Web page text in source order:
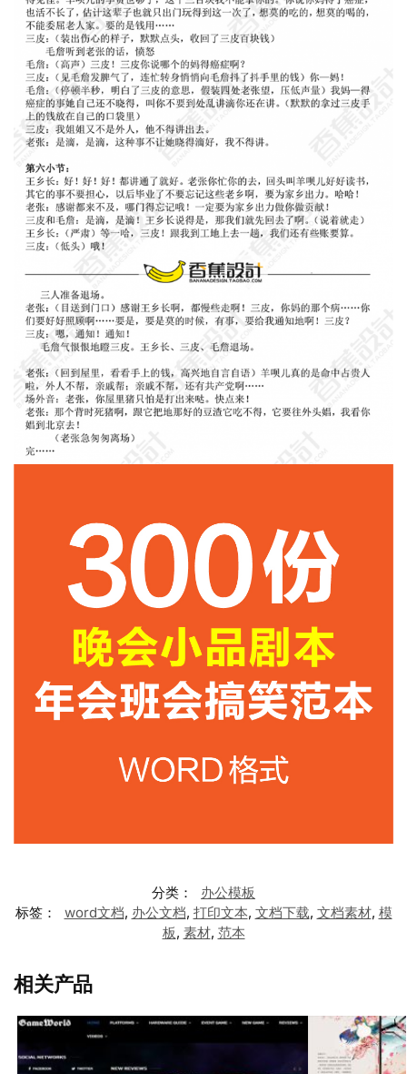
分类：
办公模板
标签：
word文档, 办公文档, 打印文本, 文档下载, 文档素材, 模
板, 素材, 范本
相关产品